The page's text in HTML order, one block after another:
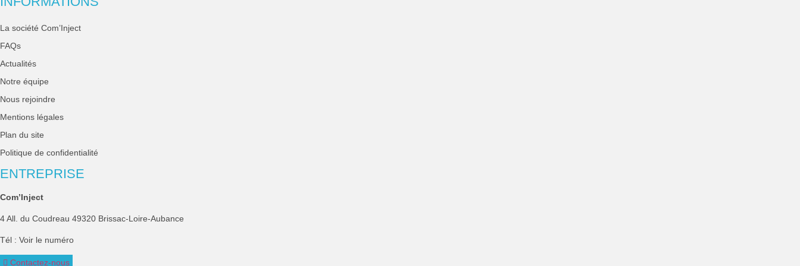
La société Com’Inject
FAQs
Actualités
Notre équipe
Nous rejoindre
Mentions légales
Plan du site
Politique de confidentialité
ENTREPRISE
Com’Inject
4 All. du Coudreau 49320 Brissac-Loire-Aubance
Tél : Voir le numéro
Contactez-nous